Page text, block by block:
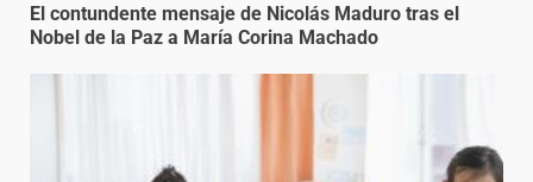
El contundente mensaje de Nicolás Maduro tras el
Nobel de la Paz a María Corina Machado